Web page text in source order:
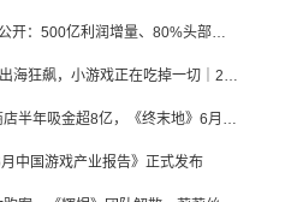
游戏AI“账本”公开：500亿利润增量、80%头部入局，谁在闷声发财？
端游“复活”，出海狂飙，小游戏正在吃掉一切｜2026上半年产业报告
仅苹果谷歌商店半年吸金超8亿，《终末地》6月份收入显著回暖
月中国游戏产业报告》正式发布